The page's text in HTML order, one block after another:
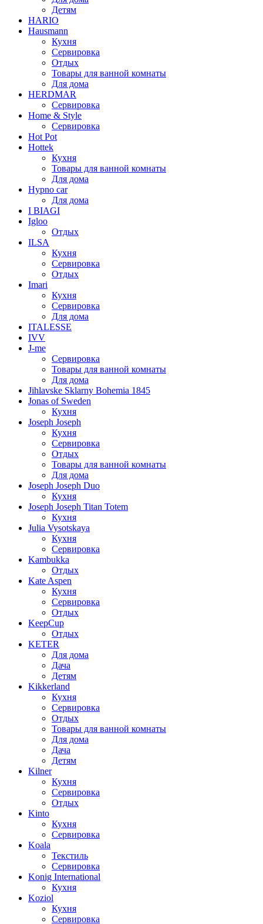
Детям
HARIO
Hausmann
Кухня
Сервировка
Отдых
Товары для ванной комнаты
Для дома
HERDMAR
Сервировка
Home & Style
Сервировка
Hot Pot
Hottek
Кухня
Товары для ванной комнаты
Для дома
Hypno car
Для дома
I BIAGI
Igloo
Отдых
ILSA
Кухня
Сервировка
Отдых
Imari
Кухня
Сервировка
Для дома
ITALESSE
IVV
J-me
Сервировка
Товары для ванной комнаты
Для дома
Jihlavske Sklarny Bohemia 1845
Jonas of Sweden
Кухня
Joseph Joseph
Кухня
Сервировка
Отдых
Товары для ванной комнаты
Для дома
Joseph Joseph Duo
Кухня
Joseph Joseph Titan Totem
Кухня
Julia Vysotskaya
Кухня
Сервировка
Kambukka
Отдых
Kate Aspen
Кухня
Сервировка
Отдых
KeepCup
Отдых
KETER
Для дома
Дача
Детям
Kikkerland
Кухня
Сервировка
Отдых
Товары для ванной комнаты
Для дома
Дача
Детям
Kilner
Кухня
Сервировка
Отдых
Kinto
Кухня
Сервировка
Koala
Текстиль
Сервировка
Konig International
Кухня
Koziol
Кухня
Сервировка